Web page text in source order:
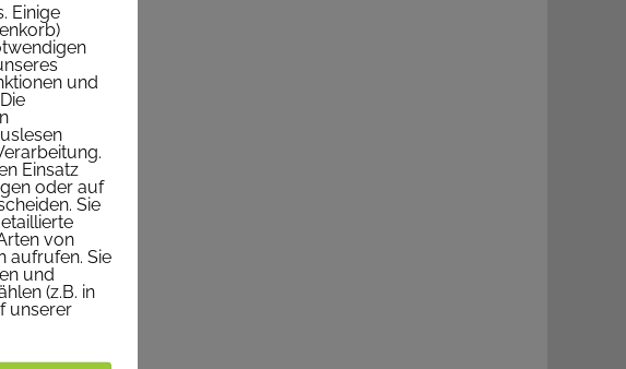
Einige
und
Einsatz
oder auf
Sie
von
aufrufen. Sie
und
(z.B. in
unserer